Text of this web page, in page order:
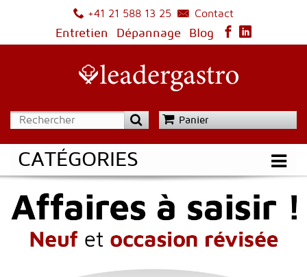
+41 21 588 13 25
Contact
Entretien
Dépannage Blog
Panier
CATÉGORIES